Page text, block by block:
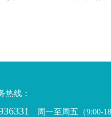
热线：
周一至周五（9:00-